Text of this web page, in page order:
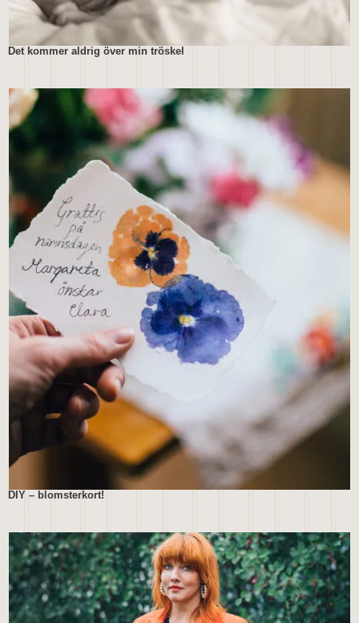
Det kommer aldrig över min tröskel
DIY – blomsterkort!